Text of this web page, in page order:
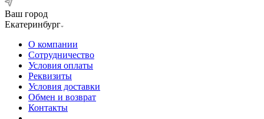
Ваш город
Екатеринбург
О компании
Сотрудничество
Условия оплаты
Реквизиты
Условия доставки
Обмен и возврат
Контакты